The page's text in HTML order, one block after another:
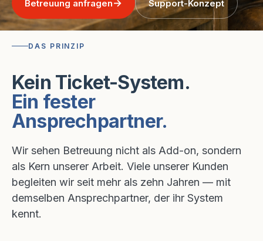
Betreuung anfragen Support-Konzept
DAS PRINZIP
Kein Ticket-System.
Ein fester
Ansprechpartner.
Wir sehen Betreuung nicht als Add-on, sondern
als Kern unserer Arbeit. Viele unserer Kunden
begleiten wir seit mehr als zehn Jahren — mit
demselben Ansprechpartner, der ihr System
kennt.